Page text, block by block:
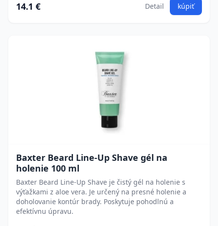
14.1 € Detail kúpiť
Baxter Beard Line-Up Shave gél na
holenie 100 ml
Baxter Beard Line-Up Shave je čistý gél na holenie s
výťažkami z aloe vera. Je určený na presné holenie a
doholovanie kontúr brady. Poskytuje pohodlnú a
efektívnu úpravu.